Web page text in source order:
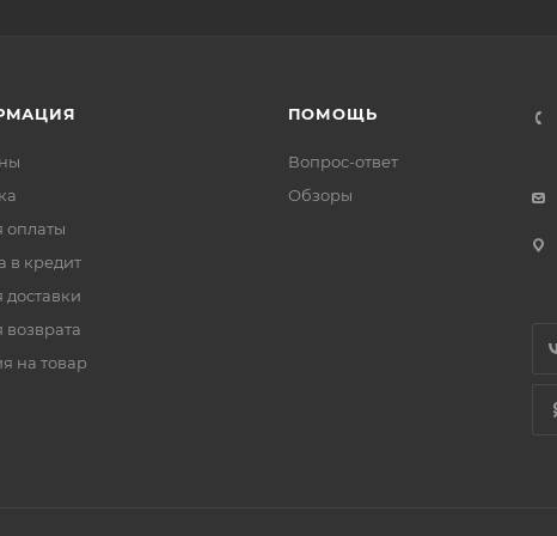
оплаты
в кредит
доставки
возврата
на товар
ПОМОЩЬ
Вопрос-ответ
Обзоры